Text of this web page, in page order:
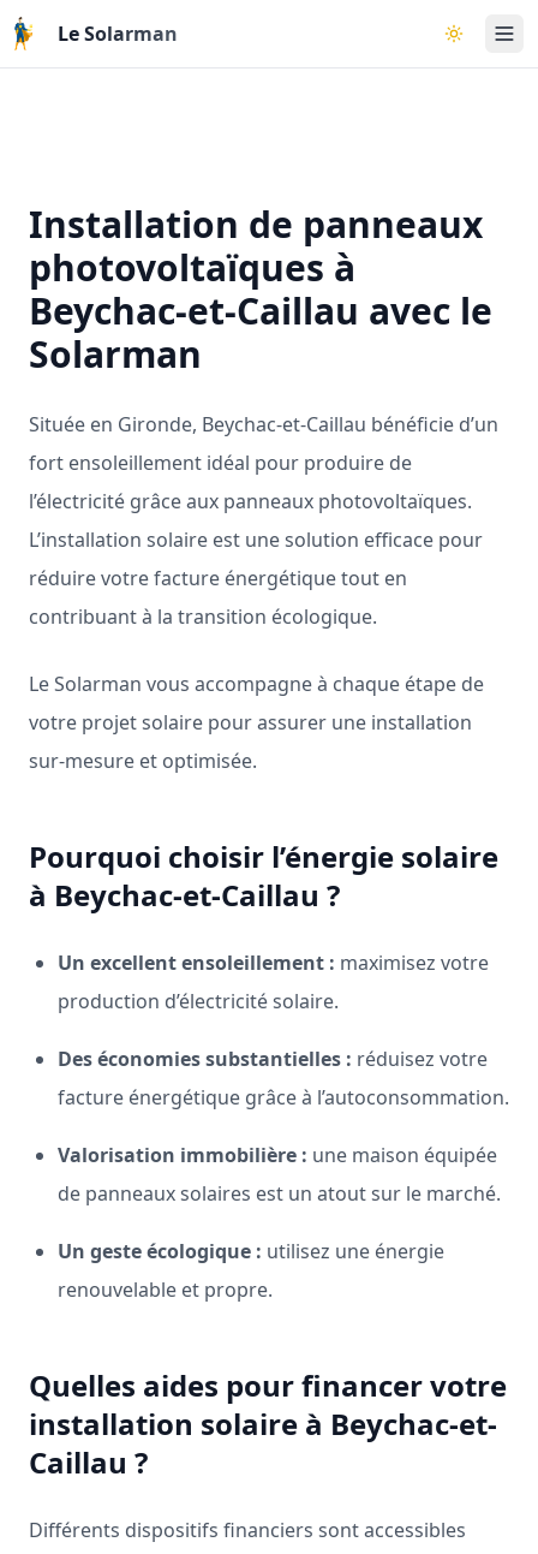
Aller au contenu principal
Le Solarman Basculer
Installation de panneaux
photovoltaïques à
Beychac-et-Caillau avec le
Solarman
Située en Gironde, Beychac-et-Caillau bénéficie d’un
fort ensoleillement idéal pour produire de
l’électricité grâce aux panneaux photovoltaïques.
L’installation solaire est une solution efficace pour
réduire votre facture énergétique tout en
contribuant à la transition écologique.
Le Solarman vous accompagne à chaque étape de
votre projet solaire pour assurer une installation
sur-mesure et optimisée.
Pourquoi choisir l’énergie solaire
à Beychac-et-Caillau ?
Un excellent ensoleillement : maximisez votre
production d’électricité solaire.
Des économies substantielles : réduisez votre
facture énergétique grâce à l’autoconsommation.
Valorisation immobilière : une maison équipée
de panneaux solaires est un atout sur le marché.
Un geste écologique : utilisez une énergie
renouvelable et propre.
Quelles aides pour financer votre
installation solaire à Beychac-et-
Caillau ?
Différents dispositifs financiers sont accessibles